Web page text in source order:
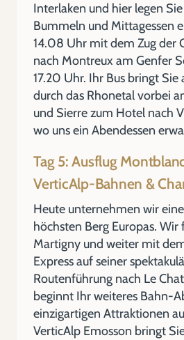
Interlaken und hier legen
Bummeln und Mittagessen
14.08 Uhr mit dem Zug der
nach Montreux am Genfer
17.20 Uhr. Ihr Bus bringt Sie
durch das Rhonetal vorbei
und Sierre zum Hotel nach
wo uns ein Abendessen
Tag 5: Ausflug
VerticAlp-Bahnen &
Heute unternehmen wir
höchsten Berg Europas. Wir
Martigny und weiter mit
Express auf seiner
Routenführung nach Le
beginnt Ihr weiteres Bahn-
einzigartigen Attraktionen
VerticAlp Emosson bringt